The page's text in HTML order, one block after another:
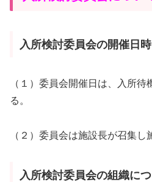
入所検討委員会の開催日
（１）委員会開催日は、入所
る。
（２）委員会は施設長が召集し
入所検討委員会の組織に